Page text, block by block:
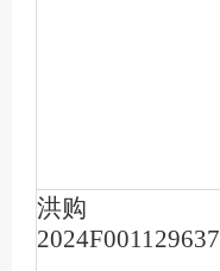
洪购
2024F001129637